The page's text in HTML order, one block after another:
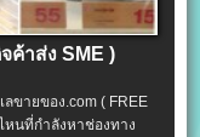
ค้าส่ง SME )
ขายของ.com ( FREE
นที่กำลังหาช่องทาง